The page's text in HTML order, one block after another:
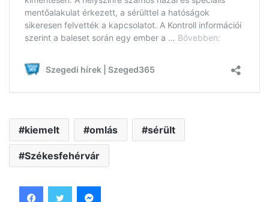
kiemelt omlás sérült
Székesfehérvár